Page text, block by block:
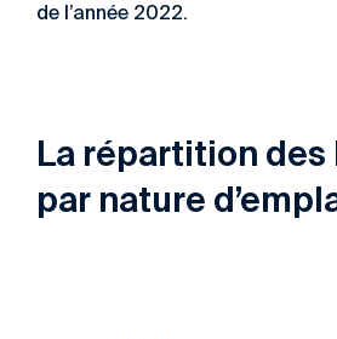
de l’année 2022.
La répartition des
par nature